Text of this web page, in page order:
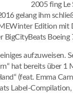
2005 fing Le
gelang ihm
Edition mit
BigCityBeats
aufzuweisen.
hat bereits über
(feat. Emma
Label-